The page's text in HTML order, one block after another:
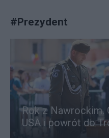
#Prezydent
Rok z Nawrockim.
USA i powrót do